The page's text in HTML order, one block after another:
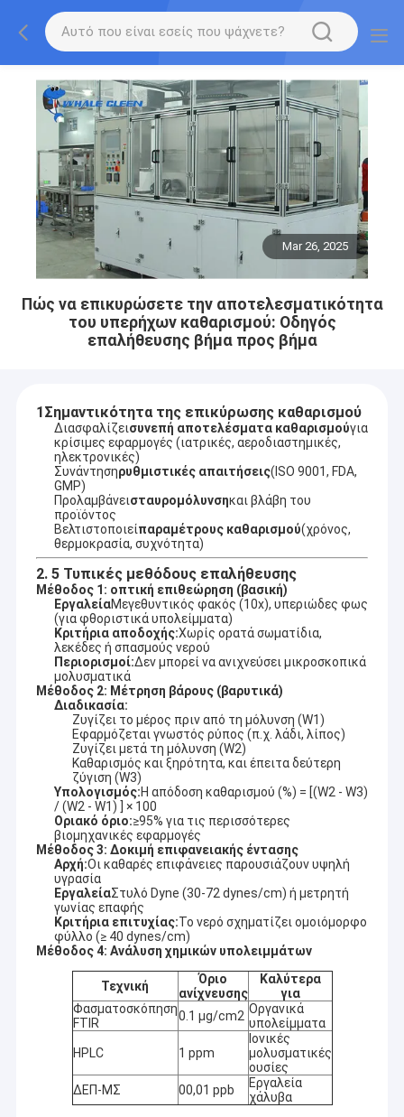
Mar 26, 2025
Πώς να επικυρώσετε την αποτελεσματικότητα
του υπερήχων καθαρισμού: Οδηγός
επαλήθευσης βήμα προς βήμα
1Σημαντικότητα της επικύρωσης καθαρισμού
Διασφαλίζεισυνεπή αποτελέσματα καθαρισμούγια
κρίσιμες εφαρμογές (ιατρικές, αεροδιαστημικές,
ηλεκτρονικές)
Συνάντησηρυθμιστικές απαιτήσεις(ISO 9001, FDA,
GMP)
Προλαμβάνεισταυρομόλυνσηκαι βλάβη του
προϊόντος
Βελτιστοποιείπαραμέτρους καθαρισμού(χρόνος,
θερμοκρασία, συχνότητα)
2. 5 Τυπικές μεθόδους επαλήθευσης
Μέθοδος 1: οπτική επιθεώρηση (βασική)
ΕργαλείαΜεγεθυντικός φακός (10x), υπεριώδες φως
(για φθοριστικά υπολείμματα)
Κριτήρια αποδοχής:Χωρίς ορατά σωματίδια,
λεκέδες ή σπασμούς νερού
Περιορισμοί:Δεν μπορεί να ανιχνεύσει μικροσκοπικά
μολυσματικά
Μέθοδος 2: Μέτρηση βάρους (βαρυτικά)
Διαδικασία:
Ζυγίζει το μέρος πριν από τη μόλυνση (W1)
Εφαρμόζεται γνωστός ρύπος (π.χ. λάδι, λίπος)
Ζυγίζει μετά τη μόλυνση (W2)
Καθαρισμός και ξηρότητα, και έπειτα δεύτερη
ζύγιση (W3)
Υπολογισμός:Η απόδοση καθαρισμού (%) = [(W2 - W3)
/ (W2 - W1) ] × 100
Οριακό όριο:≥95% για τις περισσότερες
βιομηχανικές εφαρμογές
Μέθοδος 3: Δοκιμή επιφανειακής έντασης
Αρχή:Οι καθαρές επιφάνειες παρουσιάζουν υψηλή
υγρασία
ΕργαλείαΣτυλό Dyne (30-72 dynes/cm) ή μετρητή
γωνίας επαφής
Κριτήρια επιτυχίας:Το νερό σχηματίζει ομοιόμορφο
φύλλο (≥ 40 dynes/cm)
Μέθοδος 4: Ανάλυση χημικών υπολειμμάτων
Τεχνική
Όριο
ανίχνευσης
Καλύτερα
για
Φασματοσκόπηση
FTIR
0.1 μg/cm2 Οργανικά
υπολείμματα
HPLC 1 ppm
Ιονικές
μολυσματικές
ουσίες
ΔΕΠ-ΜΣ
00,01 ppb
Εργαλεία
χάλυβα